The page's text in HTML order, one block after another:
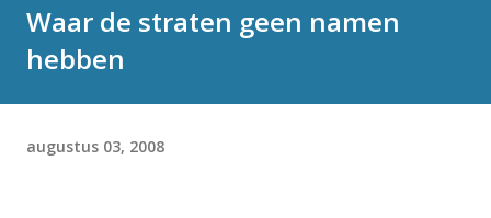
Waar de straten geen namen
hebben
augustus 03, 2008